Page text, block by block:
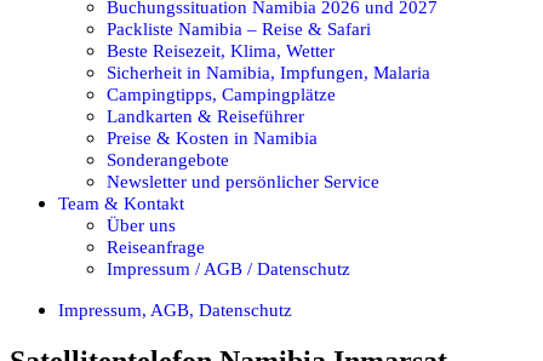
Buchungssituation Namibia 2026 und 2027
Packliste Namibia – Reise & Safari
Beste Reisezeit, Klima, Wetter
Sicherheit in Namibia, Impfungen, Malaria
Campingtipps, Campingplätze
Landkarten & Reiseführer
Preise & Kosten in Namibia
Sonderangebote
Newsletter und persönlicher Service
Team & Kontakt
Über uns
Reiseanfrage
Impressum / AGB / Datenschutz
Impressum, AGB, Datenschutz